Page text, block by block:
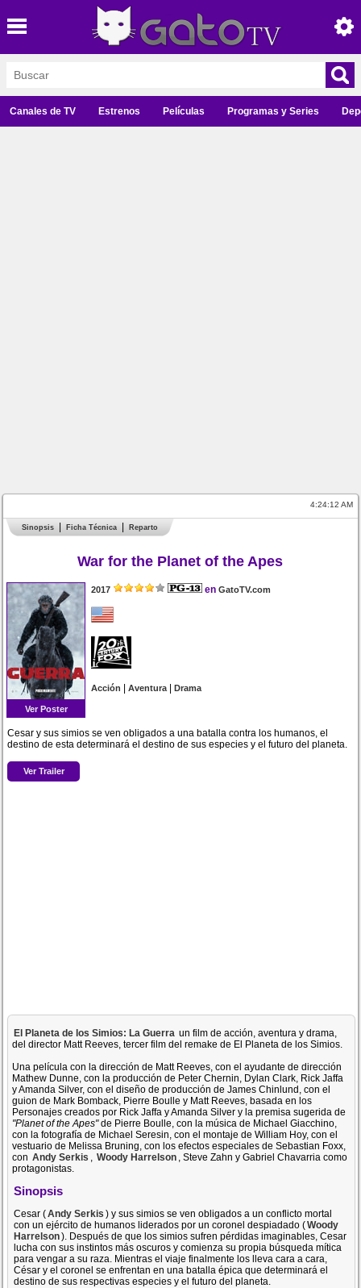
Canales de TV Estrenos Películas Programas y Series
4:24:12 AM
Sinopsis Ficha Técnica Reparto
War for the Planet of the Apes
Ver Poster
2017 en GatoTV.com
Acción |Aventura|Drama
Cesar y sus simios se ven obligados a una batalla contra los humanos, el
destino de esta determinará el destino de sus especies y el futuro del planeta.
Ver Trailer
El Planeta de los Simios: La Guerra un film de acción, aventura y drama,
del director Matt Reeves, tercer film del remake de El Planeta de los Simios.
Una película con la dirección de Matt Reeves, con el ayudante de dirección
Mathew Dunne, con la producción de Peter Chernin, Dylan Clark, Rick Jaffa
y Amanda Silver, con el diseño de producción de James Chinlund, con el
guion de Mark Bomback, Pierre Boulle y Matt Reeves, basada en los
Personajes creados por Rick Jaffa y Amanda Silver y la premisa sugerida de
"Planet of the Apes"de Pierre Boulle, con la música de Michael Giacchino,
con la fotografía de Michael Seresin, con el montaje de William Hoy, con el
vestuario de Melissa Bruning, con los efectos especiales de Sebastian Foxx,
con Andy Serkis , Woody Harrelson , Steve Zahn y Gabriel Chavarria como
protagonistas.
Sinopsis
Cesar (Andy Serkis ) y sus simios se ven obligados a un conflicto mortal
con un ejército de humanos liderados por un coronel despiadado (Woody
Harrelson). Después de que los simios sufren pérdidas imaginables, Cesar
lucha con sus instintos más oscuros y comienza su propia búsqueda mítica
para vengar a su raza. Mientras el viaje finalmente los lleva cara a cara,
César y el coronel se enfrentan en una batalla épica que determinará el
destino de sus respectivas especies y el futuro del planeta.